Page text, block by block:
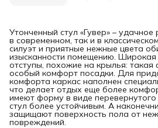
Утонченный стул «Гувер» –
в современном, так и в
силуэт и приятные нежные цвета
изысканности помещению. Широкая
отступы, похожие на крылья:
особый комфорт посадки. Для
комфорта каркас наполнен
что делает отдых еще более
имеют форму в виде перевернутого
стул более устойчивым. А
защищают поверхность пола от
повреждений.